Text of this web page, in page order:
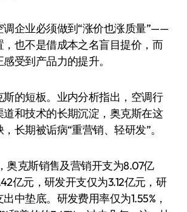
调企业必须做到“涨价也涨质量”——
也不是借成本之名盲目提价，而
受到产品力的提升。
的短板。业内分析指出，空调行
道和技术的长期沉淀，奥克斯在这
长期被诟病“重营销、轻研发”。
奥克斯销售及营销开支为8.07亿
亿元，研发开支仅为3.12亿元，研
中垫底。研发费用率仅为1.55%，